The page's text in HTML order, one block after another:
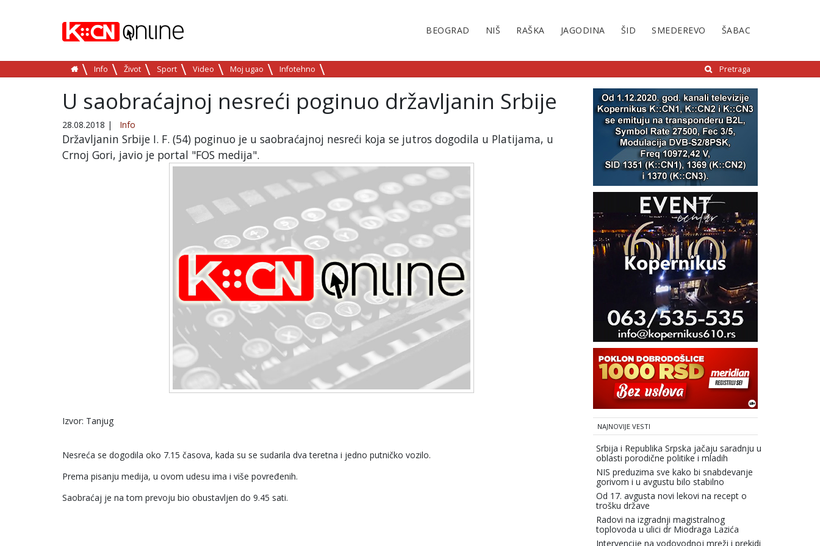
BEOGRAD NIŠ RAŠKA JAGODINA ŠID SMEDEREVO ŠABAC
Info Život Sport Video Moj ugao Infotehno Pretraga
U saobraćajnoj nesreći poginuo državljanin Srbije
28.08.2018 | Info
Državljanin Srbije I. F. (54) poginuo je u saobraćajnoj nesreći koja se jutros dogodila u Platijama, u
Crnoj Gori, javio je portal "FOS medija".
Izvor: Tanjug
Nesreća se dogodila oko 7.15 časova, kada su se sudarila dva teretna i jedno putničko vozilo.
Prema pisanju medija, u ovom udesu ima i više povređenih.
Saobraćaj je na tom prevoju bio obustavljen do 9.45 sati.
NAJNOVIJE VESTI
Srbija i Republika Srpska jačaju saradnju u
oblasti porodične politike i mladih
NIS preduzima sve kako bi snabdevanje
gorivom i u avgustu bilo stabilno
Od 17. avgusta novi lekovi na recept o
trošku države
Radovi na izgradnji magistralnog
toplovoda u ulici dr Miodraga Lazića
Intervencije na vodovodnoj mreži i prekidi